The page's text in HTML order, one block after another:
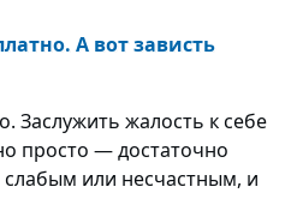
А вот зависть
Заслужить жалость к себе
просто — достаточно
слабым или несчастным, и